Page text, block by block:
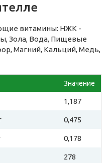
витамины: НЖК -
Зола, Вода, Пищевые
Магний, Кальций, Медь,
Значение
1,187
0,475
0,178
278